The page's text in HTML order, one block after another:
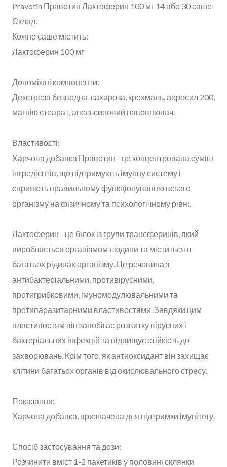
Pravotin Правотин Лактоферин 100 мг 14 або 30 саше
Склад:
Кожне саше містить:
Лактоферин 100 мг
Допоміжні компоненти:
Декстроза безводна, сахароза, крохмаль, аеросил 200,
магнію стеарат, апельсиновий наповнювач.
Властивості:
Харчова добавка Правотин - це концентрована суміш
інгредієнтів, що підтримують імунну систему і
сприяють правильному функціонуванню всього
організму на фізичному та психологічному рівні.
Лактоферин - це білок із групи трансферинів, який
виробляється організмом людини та міститься в
багатьох рідинах організму. Це речовина з
антибактеріальними, противірусними,
протигрибковими, імуномодулювальними та
протипаразитарними властивостями. Завдяки цим
властивостям він запобігає розвитку вірусних і
бактеріальних інфекцій та підвищує стійкість до
захворювань. Крім того, як антиоксидант він захищає
клітини багатьох органів від окислювального стресу.
Показання:
Харчова добавка, призначена для підтримки імунітету.
Спосіб застосування та дози:
Розчинити вміст 1-2 пакетиків у половині склянки